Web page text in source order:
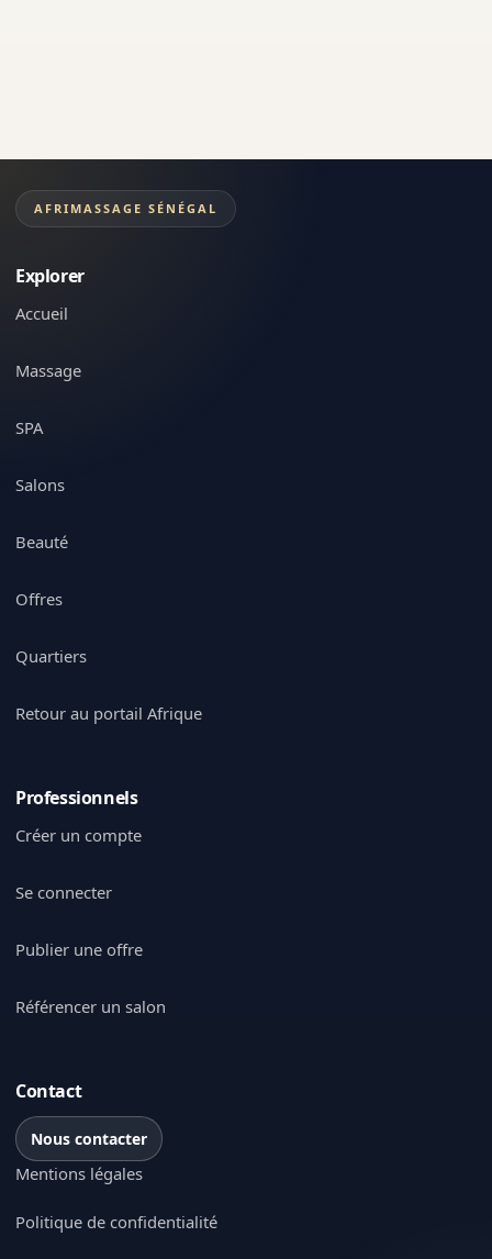
AFRIMASSAGE SÉNÉGAL
Explorer
Accueil
Massage
SPA
Salons
Beauté
Offres
Quartiers
Retour au portail Afrique
Professionnels
Créer un compte
Se connecter
Publier une offre
Référencer un salon
Contact
Nous contacter
Mentions légales
Politique de confidentialité